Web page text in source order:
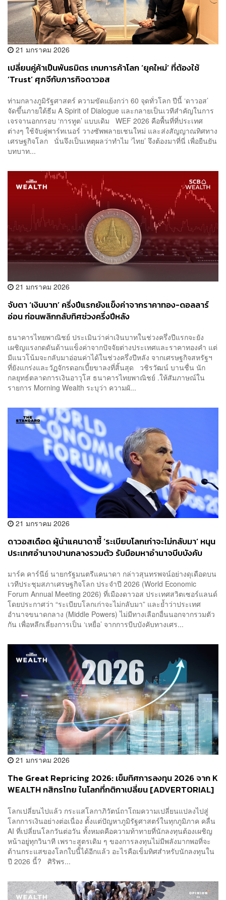
21 มกราคม 2026
เปลี่ยนคู่ค้าเป็นพันธมิตร เกมการค้าโลก ‘ยุคใหม่’ ที่ต้องใช้
‘Trust’ ศุภจีกับภารกิจดาวอส
ท่ามกลางภูมิรัฐศาสตร์ ความขัดแย้งกว่า 60 จุดทั่วโลก ปีนี้ ‘ดาวอส’
จัดขึ้นภายใต้ธีม A Spirit of Dialogue และกลายเป็นเวทีสำคัญในการ
เจรจานอกกรอบ ‘การทูต’ แบบเดิม WEF 2026 คือพื้นที่ที่ประเทศ
ต่างๆ ใช้จับคู่พาร์ทเนอร์ วางซัพพลายเชนใหม่ และส่งสัญญาณทิศทาง
เศรษฐกิจโลก นั่นจึงเป็นเหตุผลว่าทำไม ‘ไทย’ จึงต้องมาที่นี่ เพื่อยืนยัน
บทบาท...
21 มกราคม 2026
จับตา ‘เงินบาท’ ครึ่งปีแรกยังแข็งค่าจากราคาทอง-ดอลลาร์
อ่อน ก่อนพลิกกลับทิศช่วงครึ่งปีหลัง
ธนาคารไทยพาณิชย์ ประเมินว่าค่าเงินบาทในช่วงครึ่งปีแรกจะยัง
เผชิญแรงกดดันด้านแข็งค่าจากปัจจัยต่างประเทศและราคาทองคำ แต่
มีแนวโน้มจะกลับมาอ่อนค่าได้ในช่วงครึ่งปีหลัง จากเศรษฐกิจสหรัฐฯ
ที่ยังแกร่งและวัฏจักรดอกเบี้ยขาลงที่สิ้นสุด วชิรวัฒน์ บานชื่น นัก
กลยุทธ์ตลาดการเงินอาวุโส ธนาคารไทยพาณิชย์ .ให้สัมภาษณ์ใน
รายการ Morning Wealth ระบุว่า ความผั...
21 มกราคม 2026
ดาวอสเดือด ผู้นำแคนาดาชี้ ‘ระเบียบโลกเก่าจะไม่กลับมา’ หนุน
ประเทศอำนาจปานกลางรวมตัว รับมือมหาอำนาจบีบบังคับ
มาร์ค คาร์นีย์ นายกรัฐมนตรีแคนาดา กล่าวสุนทรพจน์อย่างดุเดือดบน
เวทีประชุมสภาเศรษฐกิจโลก ประจำปี 2026 (World Economic
Forum Annual Meeting 2026) ที่เมืองดาวอส ประเทศสวิตเซอร์แลนด์
โดยประกาศว่า “ระเบียบโลกเก่าจะไม่กลับมา” และย้ำว่าประเทศ
อำนาจขนาดกลาง (Middle Powers) ไม่มีทางเลือกอื่นนอกจากรวมตัว
กัน เพื่อหลีกเลี่ยงการเป็น ‘เหยื่อ’ จากการบีบบังคับทางเศร...
21 มกราคม 2026
The Great Repricing 2026: เข็มทิศการลงทุน 2026 จาก K
WEALTH กสิกรไทย ในโลกที่กติกาเปลี่ยน [ADVERTORIAL]
โลกเปลี่ยนไปแล้ว กระแสโลกาภิวัตน์ถาโถมความเปลี่ยนแปลงไปสู่
โลกการเงินอย่างต่อเนื่อง ตั้งแต่ปัญหาภูมิรัฐศาสตร์ในทุกภูมิภาค คลื่น
AI ที่เปลี่ยนโลกวันต่อวัน ทั้งหมดคือความท้าทายที่นักลงทุนต้องเผชิญ
หน้าอยู่ทุกวินาที เพราะสูตรเดิม ๆ ของการลงทุนไม่มีพลังมากพอที่จะ
ต้านกระแสของโลกใบนี้ได้อีกแล้ว อะไรคือเข็มทิศสำหรับนักลงทุนใน
ปี 2026 นี้? ศิริพร...